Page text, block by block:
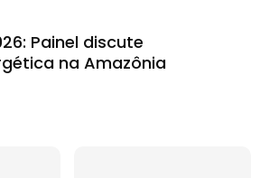
Painel discute
na Amazônia